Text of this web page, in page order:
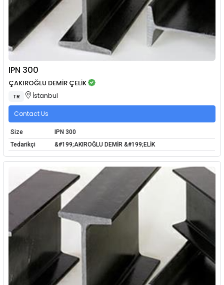
IPN 300
ÇAKIROĞLU DEMİR ÇELİK
TR İstanbul
Contact Us
Size
IPN 300
Tedarikçi
&#199;AKIROĞLU DEMİR &#199;ELİK